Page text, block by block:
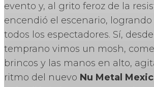
evento y, al grito feroz de la
encendió el escenario,
todos los espectadores. Sí,
temprano vimos un mosh,
brincos y las manos en alto,
ritmo del nuevo Nu Metal